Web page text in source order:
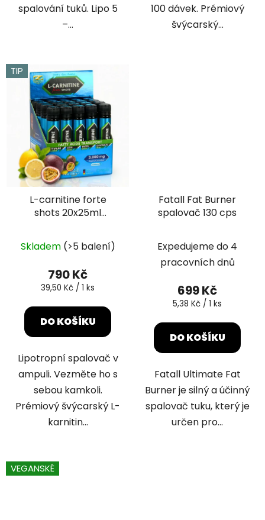
spalování tuků. Lipo 5
–...
100 dávek. Prémiový
švýcarský...
TIP
L-carnitine forte
shots 20x25ml
hodnocení
produktu
je
z
Skladem (>5 balení)
790 Kč
Měrná
39,50 Kč / 1 ks
DO KOŠÍKU
Lipotropní spalovač v
ampuli. Vezměte ho s
sebou kamkoli.
Prémiový švýcarský L-
karnitin...
Fatall Fat Burner
spalovač 130 cps
Expedujeme do 4
pracovních dnů
699 Kč
Měrná
5,38 Kč / 1 ks
DO KOŠÍKU
Fatall Ultimate Fat
Burner je silný a účinný
spalovač tuku, který je
určen pro...
VEGANSKÉ